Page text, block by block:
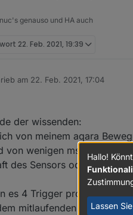
genauso und HA auch
22. Feb. 2021, 19:39
am 22. Feb. 2021, 17:04
editiert von
der wissenden:
von meinem aqara
von wenigen ms.
des Sensors oder ist das
es 4 Trigger pro event,
mitlaufenden log
Hallo!
Lassen